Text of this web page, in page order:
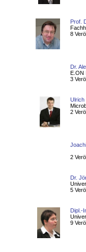
Prof.
8
Dr.
E.ON
3
Ulrich
2
2
Dr.
5
Dipl.-
9